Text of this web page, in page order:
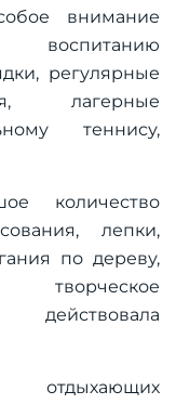
внимание
воспитанию
регулярные
лагерные
теннису,
количество
лепки,
по дереву,
творческое
действовала